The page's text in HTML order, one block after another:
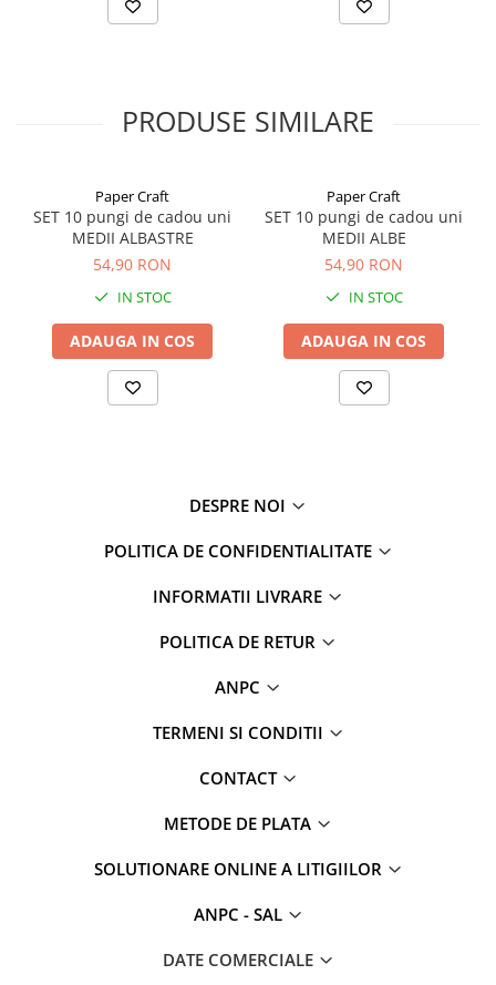
PRODUSE SIMILARE
Paper Craft
SET 10 pungi de cadou uni
MEDII ALBASTRE
54,90 RON
IN STOC
ADAUGA IN COS
Paper Craft
SET 10 pungi de cadou uni
MEDII ALBE
54,90 RON
IN STOC
ADAUGA IN COS
DESPRE NOI
POLITICA DE CONFIDENTIALITATE
INFORMATII LIVRARE
POLITICA DE RETUR
ANPC
TERMENI SI CONDITII
CONTACT
METODE DE PLATA
SOLUTIONARE ONLINE A LITIGIILOR
ANPC - SAL
DATE COMERCIALE